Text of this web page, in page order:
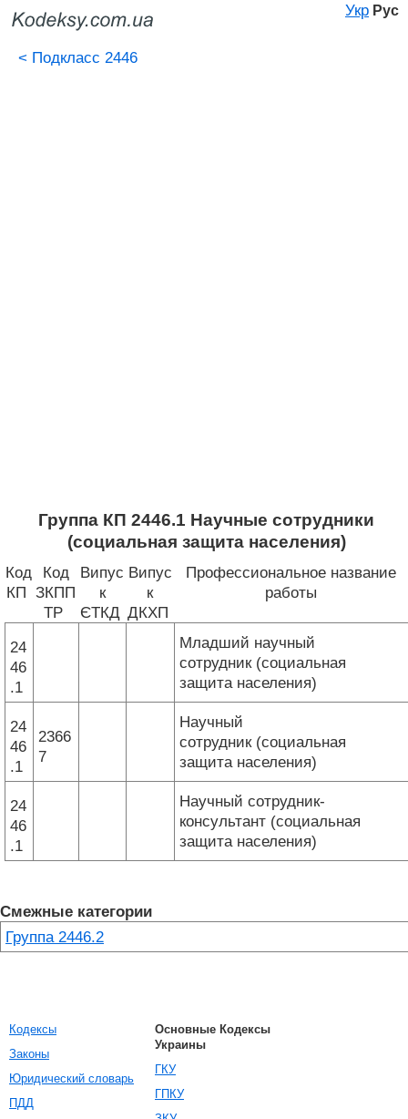
Укр Рус
< Подкласс 2446
Группа КП 2446.1 Научные сотрудники
(социальная защита населения)
Код
КП
Код
ЗКПП
ТР
Випус
к
ЄТКД
Випус
к
ДКХП
Профессиональное название
работы
24
46
.1
Младший научный
сотрудник (социальная
защита населения)
24
46
.1
2366
7
Научный
сотрудник (социальная
защита населения)
24
46
.1
Научный сотрудник-
консультант (социальная
защита населения)
Смежные категории
Группа 2446.2
Кодексы
Законы
Юридический словарь
ПДД
Основные Кодексы
Украины
ГКУ
ГПКУ